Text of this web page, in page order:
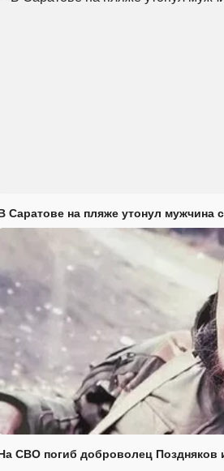
Саратове на пляже утонул мужчина
СВО погиб доброволец Поздняков